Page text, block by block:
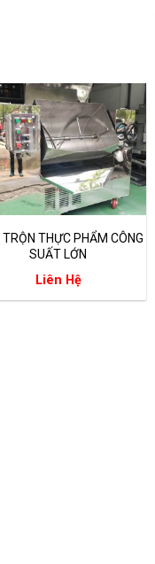
TRỘN THỰC PHẨM CÔNG
SUẤT LỚN
Liên Hệ